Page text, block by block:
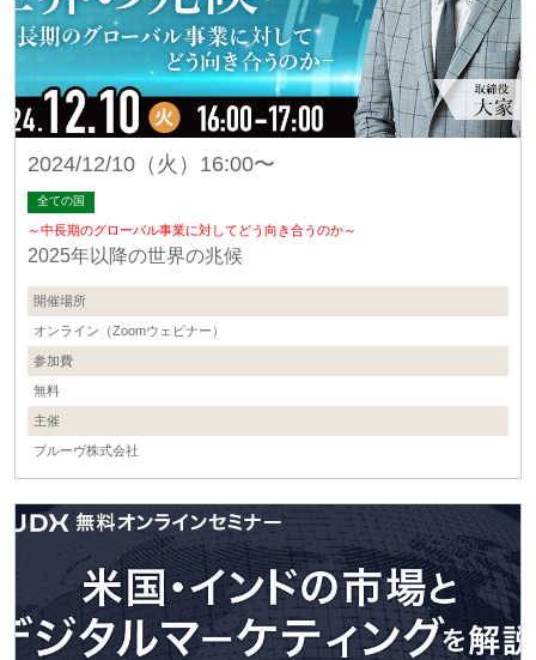
2024/12/10（火）16:00〜
全ての国
～中長期のグローバル事業に対してどう向き合うのか～
2025年以降の世界の兆候
開催場所
オンライン（Zoomウェビナー）
参加費
無料
主催
プルーヴ株式会社